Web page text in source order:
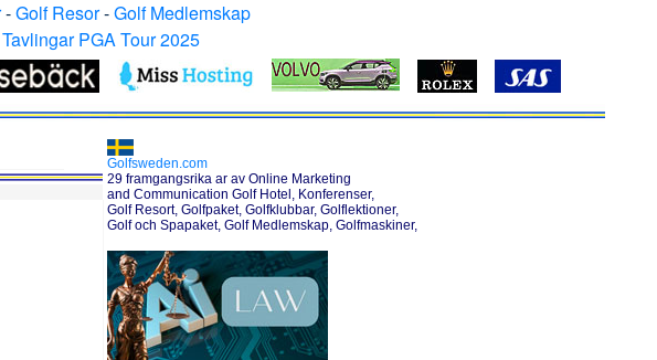
-Golf Resor-Golf Medlemskap
PGA Tour 2025
Golfsweden.com
29 framgangsrika ar av Online Marketing
and Communication Golf Hotel, Konferenser,
Golf Resort, Golfpaket, Golfklubbar, Golflektioner,
Golf och Spapaket, Golf Medlemskap, Golfmaskiner,